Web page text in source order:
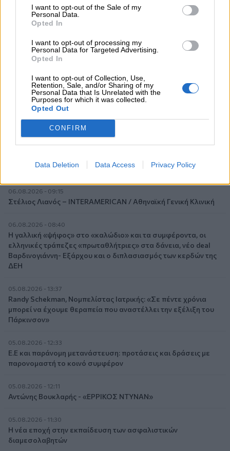
I want to opt-out of the Sale of my
Personal Data.
Opted In
I want to opt-out of processing my
Personal Data for Targeted Advertising.
Opted In
I want to opt-out of Collection, Use,
Retention, Sale, and/or Sharing of my
Personal Data that Is Unrelated with the
Purposes for which it was collected.
Opted Out
CONFIRM
Data Deletion Data Access Privacy Policy
06.08.2026 - 13:30
Όταν η επόμενη μέρα είναι στάχτη, τι θα πει ο Ασφαλιστικός
06.08.2026 - 12:22
καινοτόμα φάρμακα φτάνει τελικά στην Ελλάδα
06.08.2026 - 11:37
Μείωση ασφαλιστικών εισφορών ύψους 240 εκατ. ευρώ
ζητούν οι έμποροι από την Κυβέρνηση
06.08.2026 - 10:45
ενεργειακή κρίση;
06.08.2026 - 09:15
Στέλιος Λιανός – INTERAMERICAN / Αθηναϊκή Γενική Κλινική
06.08.2026 - 08:40
Η γαλλική «ψήφος» στο «καλώδιο» και τα συμφέροντα, οι
ελληνικές τράπεζες «πρωταθλήτριες» στα δάνεια, νέο deal
Βαρδινογιάννη- Εξάρχου και ο διπλασιασμός των κερδών της
ΔΕΗ
05.08.2026 - 13:37
Randy Schekman, Νομπελίστας Ιατρικής: «Σε πέντε χρόνια
μπορεί να έχουμε θεραπεία που αναστέλλει την εξέλιξη του
Πάρκινσον»
05.08.2026 - 12:33
Ε.Ε και παράνομη μετανάστευση: προτάσεις και δράσεις με
παρονομαστή το κοινό συμφέρον
05.08.2026 - 12:11
Αντώνης Βουκλαρής - «ΕΡΡΙΚΟΣ ΝΤΥΝΑΝ»
05.08.2026 - 11:30
Η νέα εποχή στην εκπαίδευση των ασφαλιστικών
διαμεσολαβητών